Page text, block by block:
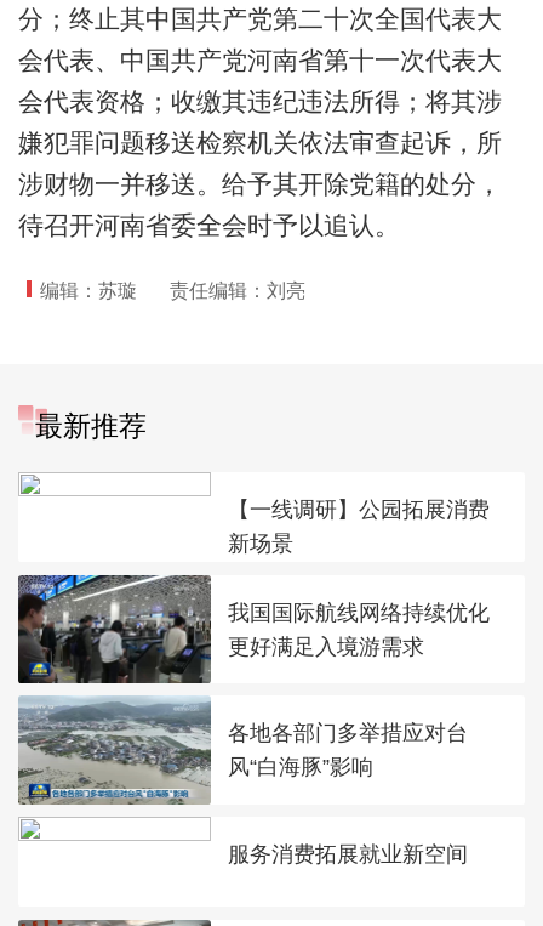
分；终止其中国共产党第二十次全国代表大
会代表、中国共产党河南省第十一次代表大
会代表资格；收缴其违纪违法所得；将其涉
嫌犯罪问题移送检察机关依法审查起诉，所
涉财物一并移送。给予其开除党籍的处分，
待召开河南省委全会时予以追认。
编辑：苏璇 责任编辑：刘亮
最新推荐
【一线调研】公园拓展消费
新场景
我国国际航线网络持续优化
更好满足入境游需求
各地各部门多举措应对台
风“白海豚”影响
服务消费拓展就业新空间